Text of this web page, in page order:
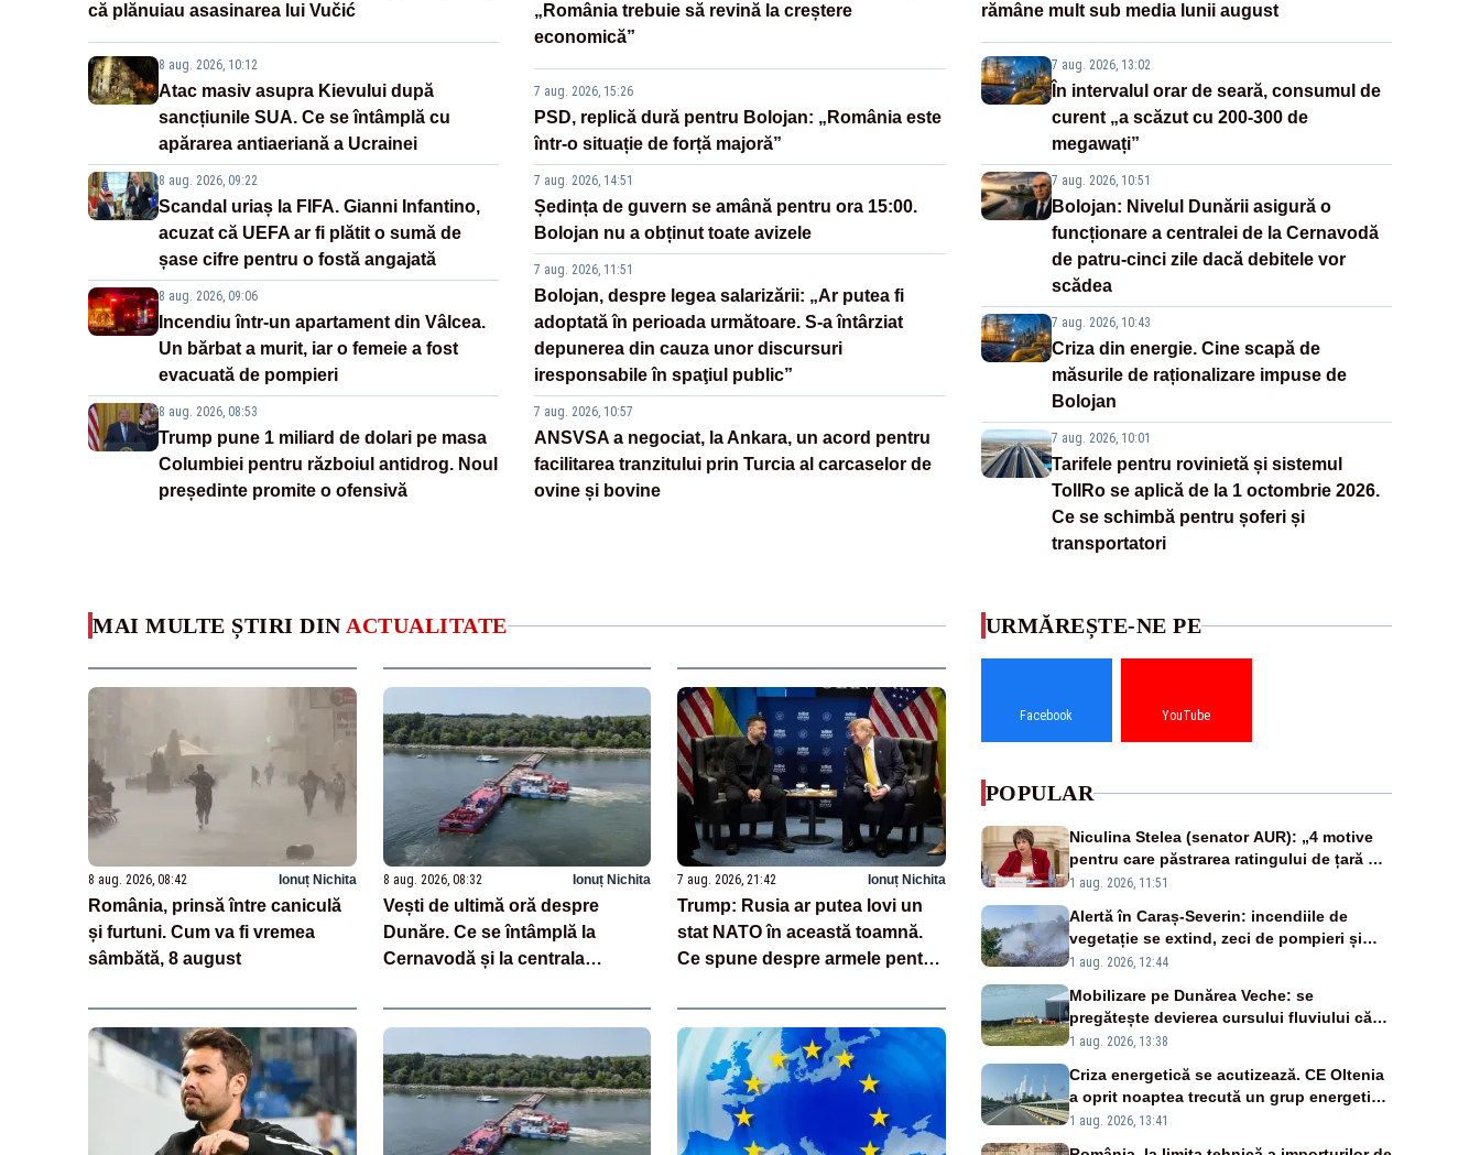
că plănuiau asasinarea lui Vučić
8 aug. 2026, 10:12
Atac masiv asupra Kievului după
sancțiunile SUA. Ce se întâmplă cu
apărarea antiaeriană a Ucrainei
8 aug. 2026, 09:22
Scandal uriaș la FIFA. Gianni Infantino,
acuzat că UEFA ar fi plătit o sumă de
șase cifre pentru o fostă angajată
8 aug. 2026, 09:06
Incendiu într-un apartament din Vâlcea.
Un bărbat a murit, iar o femeie a fost
evacuată de pompieri
8 aug. 2026, 08:53
Trump pune 1 miliard de dolari pe masa
Columbiei pentru războiul antidrog. Noul
președinte promite o ofensivă
„România trebuie să revină la creștere
economică”
7 aug. 2026, 15:26
PSD, replică dură pentru Bolojan: „România este
într-o situație de forță majoră”
7 aug. 2026, 14:51
Ședința de guvern se amână pentru ora 15:00.
Bolojan nu a obținut toate avizele
7 aug. 2026, 11:51
Bolojan, despre legea salarizării: „Ar putea fi
adoptată în perioada următoare. S-a întârziat
depunerea din cauza unor discursuri
iresponsabile în spaţiul public”
7 aug. 2026, 10:57
ANSVSA a negociat, la Ankara, un acord pentru
facilitarea tranzitului prin Turcia al carcaselor de
ovine și bovine
rămâne mult sub media lunii august
7 aug. 2026, 13:02
În intervalul orar de seară, consumul de
curent „a scăzut cu 200-300 de
megawați”
7 aug. 2026, 10:51
Bolojan: Nivelul Dunării asigură o
funcționare a centralei de la Cernavodă
de patru-cinci zile dacă debitele vor
scădea
7 aug. 2026, 10:43
Criza din energie. Cine scapă de
măsurile de raționalizare impuse de
Bolojan
7 aug. 2026, 10:01
Tarifele pentru rovinietă și sistemul
TollRo se aplică de la 1 octombrie 2026.
Ce se schimbă pentru șoferi și
transportatori
MAI MULTE ȘTIRI DIN ACTUALITATE
8 aug. 2026, 08:42 Ionuț Nichita
România, prinsă între caniculă
și furtuni. Cum va fi vremea
sâmbătă, 8 august
8 aug. 2026, 08:32 Ionuț Nichita
Vești de ultimă oră despre
Dunăre. Ce se întâmplă la
Cernavodă și la centrala
7 aug. 2026, 21:42 Ionuț Nichita
Trump: Rusia ar putea lovi un
stat NATO în această toamnă.
Ce spune despre armele pentru
URMĂREȘTE-NE PE
Facebook YouTube
POPULAR
Niculina Stelea (senator AUR): „4 motive
pentru care păstrarea ratingului de țară nu
este o reușită pentru Guvernul Bolojan”
1 aug. 2026, 11:51
Alertă în Caraș-Severin: incendiile de
vegetație se extind, zeci de pompieri și
silvicultori se luptă cu flăcările - VIDEO
1 aug. 2026, 12:44
Mobilizare pe Dunărea Veche: se
pregătește devierea cursului fluviului către
Cernavodă – VIDEO
1 aug. 2026, 13:38
Criza energetică se acutizează. CE Oltenia
a oprit noaptea trecută un grup energetic
de la Rovinari
1 aug. 2026, 13:41